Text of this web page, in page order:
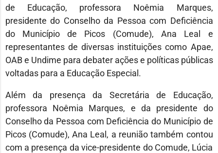
de Educação, professora Noêmia Marques,
presidente do Conselho da Pessoa com Deficiência
do Município de Picos (Comude), Ana Leal e
representantes de diversas instituições como Apae,
OAB e Undime para debater ações e políticas públicas
voltadas para a Educação Especial.
Além da presença da Secretária de Educação,
professora Noêmia Marques, e da presidente do
Conselho da Pessoa com Deficiência do Município de
Picos (Comude), Ana Leal, a reunião também contou
com a presença da vice-presidente do Comude, Lúcia